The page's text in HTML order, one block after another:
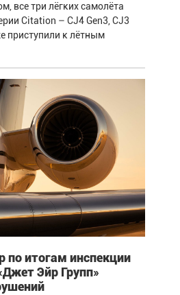
все три лёгких самолёта
Citation – CJ4 Gen3, CJ3
приступили к лётным
по итогам инспекции
Эйр Групп»